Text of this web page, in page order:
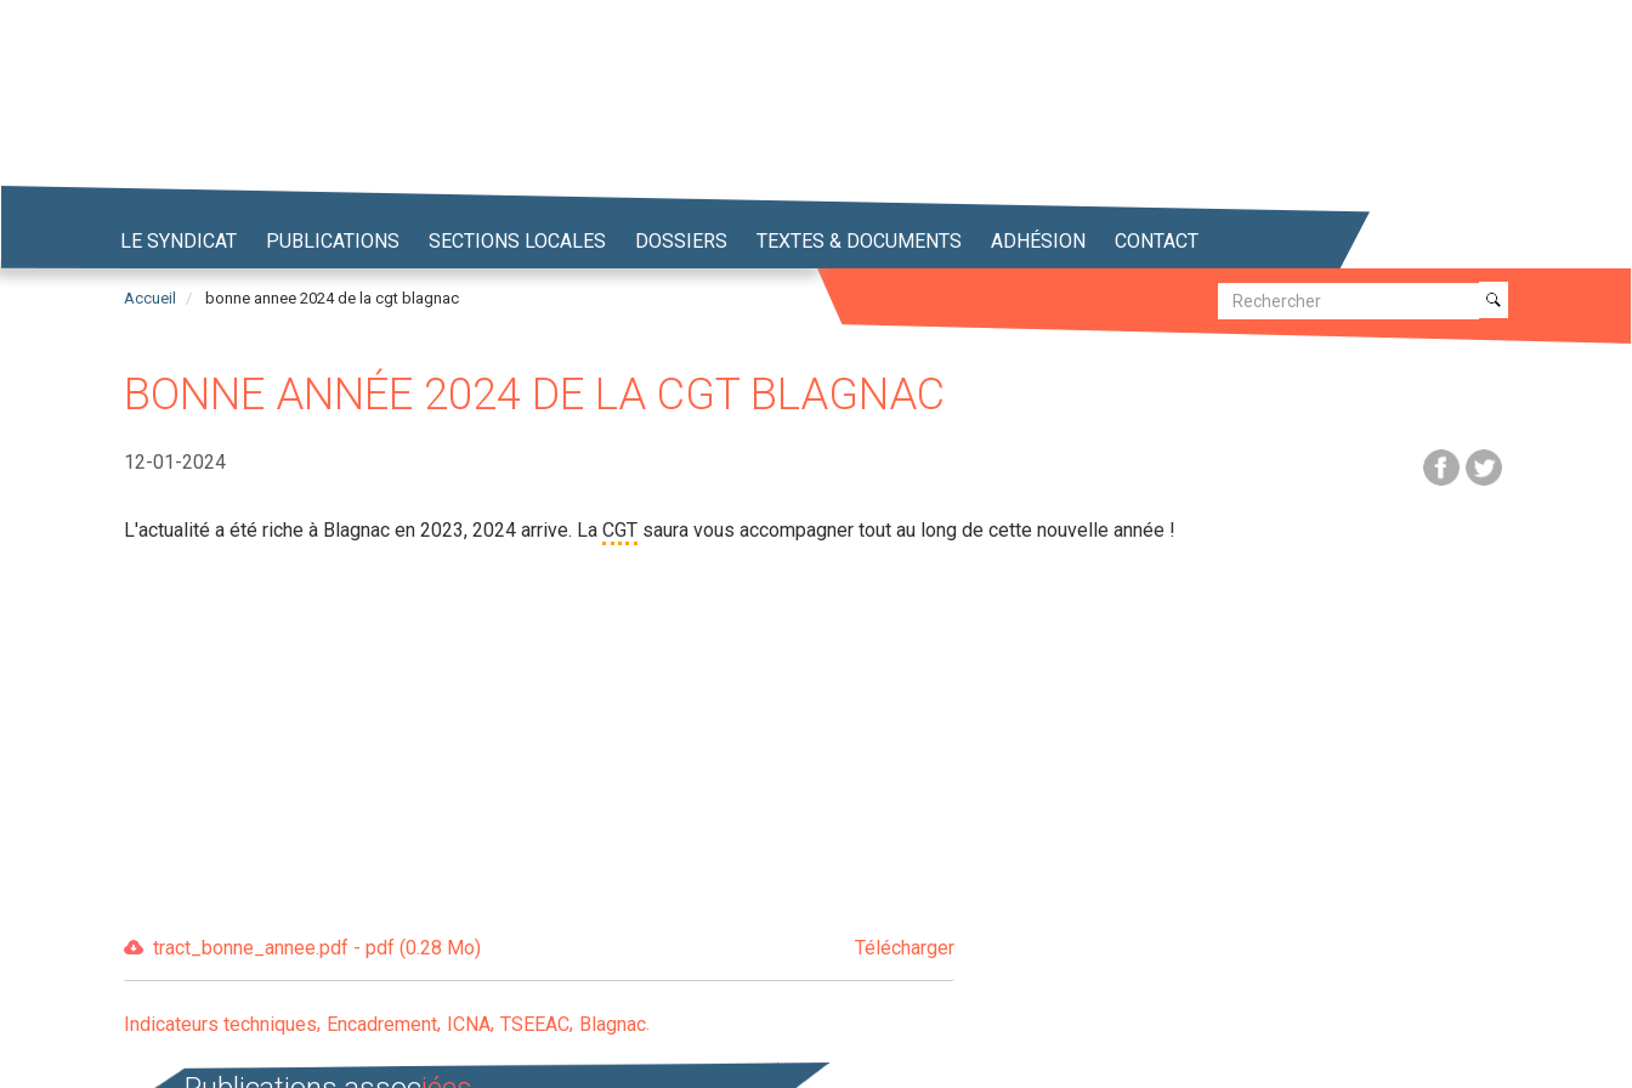
LE SYNDICAT PUBLICATIONS SECTIONS LOCALES DOSSIERS TEXTES & DOCUMENTS ADHÉSION CONTACT
Accueil bonne annee 2024 de la cgt blagnac Recherche
Recherche
BONNE ANNÉE 2024 DE LA CGT BLAGNAC
12-01-2024
L'actualité a été riche à Blagnac en 2023, 2024 arrive. La CGT saura vous accompagner tout au long de cette nouvelle année !
tract_bonne_annee.pdf - pdf (0.28 Mo) Télécharger
Indicateurs techniques Encadrement ICNA TSEEAC Blagnac